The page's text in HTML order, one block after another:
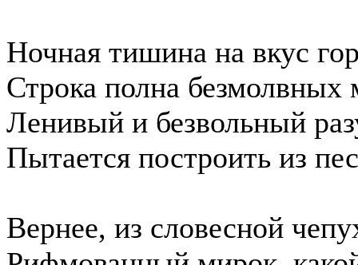
Ночная тишина на вкус
Строка полна безмолвных
Ленивый и безвольный
Пытается построить из
Вернее, из словесной